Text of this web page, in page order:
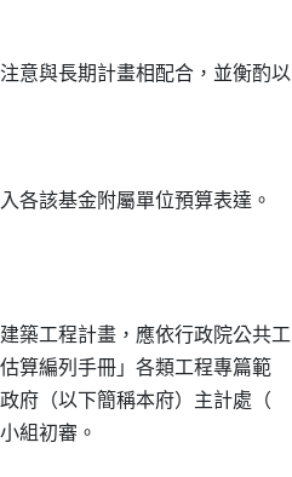
意與長期計畫相配合，並衡酌以
築工程計畫，應依行政院公共工
算編列手冊」各類工程專篇範
府（以下簡稱本府）主計處（